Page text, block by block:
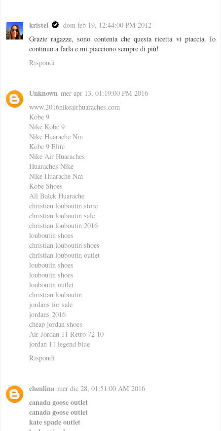
kristel
dom feb 19, 12:44:00 PM 2012
Grazie ragazze, sono contenta che questa ricetta vi piaccia. Io
continuo a farla e mi piacciono sempre di più!
Rispondi
Unknown mer apr 13, 01:19:00 PM 2016
www.2016nikeairhuaraches.com
Kobe 9
Nike Kobe 9
Nike Huarache Nm
Kobe 9 Elite
Nike Air Huaraches
Huaraches Nike
Nike Huarache Nm
Kobe Shoes
All Balck Huarache
christian louboutin store
christian louboutin sale
christian louboutin 2016
louboutin shoes
christian louboutin shoes
christian louboutin outlet
louboutin shoes
louboutin shoes
louboutin outlet
christian louboutin
jordans for sale
jordans 2016
cheap jordan shoes
Air Jordan 11 Retro 72 10
jordan 11 legend blue
Rispondi
chenlina mer dic 28, 01:51:00 AM 2016
canada goose outlet
canada goose outlet
kate spade outlet